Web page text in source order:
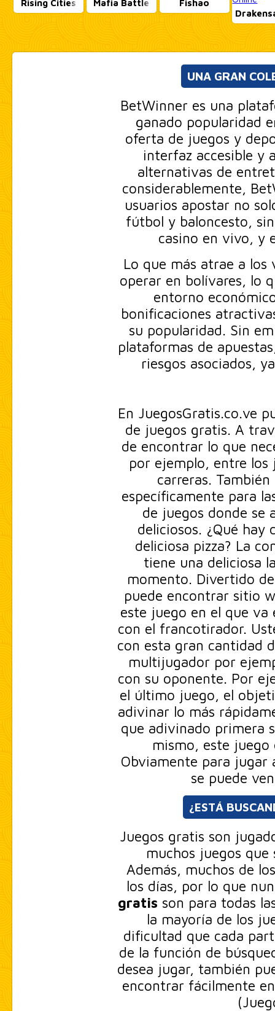
Rising Cities Mafia Battle
Fishao
UNA GRAN
BetWinner es una
ganado popularidad
oferta de juegos y
interfaz accesible y
alternativas de
considerablemente,
usuarios apostar no
fútbol y baloncesto,
casino en vivo, y
Lo que más atrae a los
operar en bolívares, lo
entorno
bonificaciones
su popularidad. Sin
plataformas de
riesgos asociados,
En JuegosGratis.co.ve
de juegos gratis. A
de encontrar lo que
por ejemplo, entre los
carreras.
específicamente para
de juegos donde se
deliciosos. ¿Qué hay
deliciosa pizza? La
tiene una deliciosa
momento. Divertido
puede encontrar sitio
este juego en el que
con el francotirador.
con esta gran cantidad
multijugador por
con su oponente. Por
el último juego, el
adivinar lo más
que adivinado primera
mismo, este juego
Obviamente para jugar
se puede
¿ESTÁ
Juegos gratis son
muchos juegos
Además, muchos de
los días, por lo que
gratis son para todas
la mayoría de los
dificultad que cada
de la función de
desea jugar, también
encontrar fácilmente